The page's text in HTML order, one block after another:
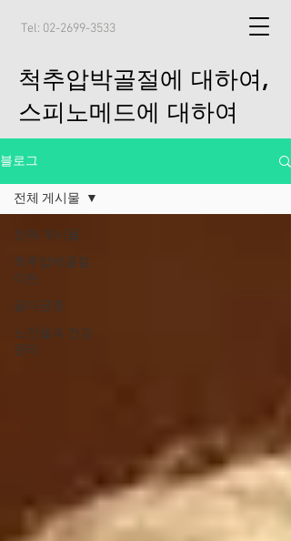
Tel: 02-2699-3533
척추압박골절에 대하여,
스피노메드에 대하여
블로그
전체 게시물
척추압박골절
이란
골다공증
노인들의 건강
관리
전체 게시물